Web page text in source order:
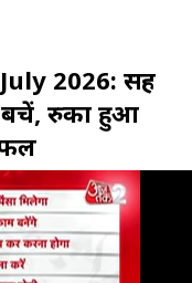
2026: सिंह
बचें, रुका हुआ